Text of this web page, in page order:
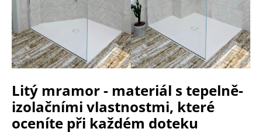
Litý mramor - materiál s tepelně-
izolačními vlastnostmi, které
oceníte při každém doteku